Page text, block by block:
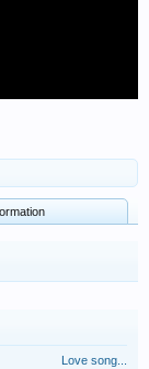
Love song...